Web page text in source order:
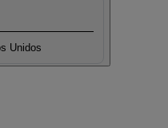
Unidos